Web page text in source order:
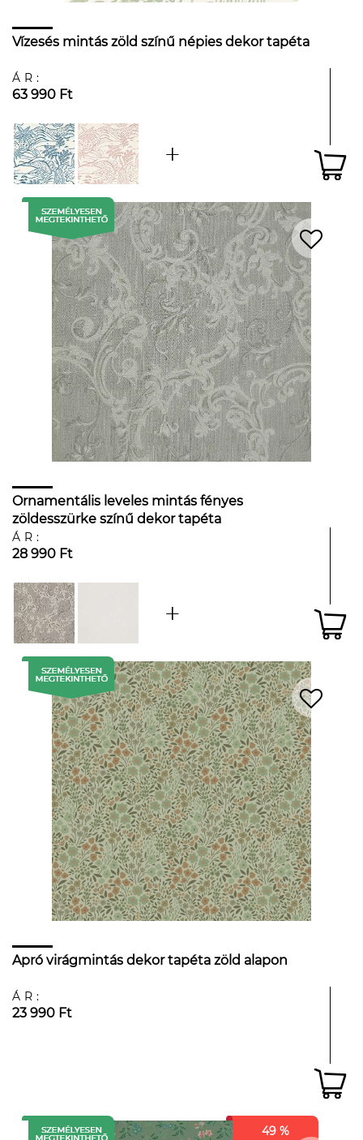
Vízesés mintás zöld színű népies dekor tapéta
ÁR:
63 990 Ft
Ornamentális leveles mintás fényes
zöldesszürke színű dekor tapéta
ÁR:
28 990 Ft
Apró virágmintás dekor tapéta zöld alapon
ÁR:
23 990 Ft
49 %